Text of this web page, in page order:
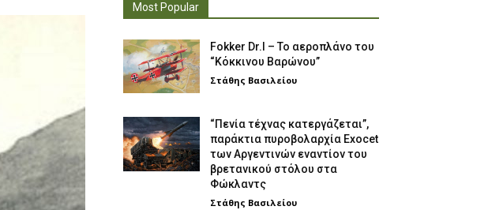
Most Popular
Fokker Dr.I – To αεροπλάνο του
“Κόκκινου Βαρώνου”
Στάθης Βασιλείου
“Πενία τέχνας κατεργάζεται”,
παράκτια πυροβολαρχία Exocet
των Αργεντινών εναντίον του
βρετανικού στόλου στα
Φώκλαντς
Στάθης Βασιλείου